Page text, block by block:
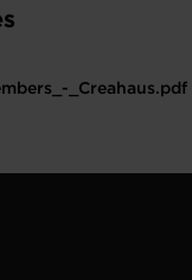
_Creahaus.pdf